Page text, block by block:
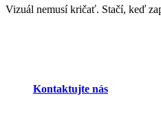
Vizuál nemusí kričať. Stačí, keď
Kontaktujte nás